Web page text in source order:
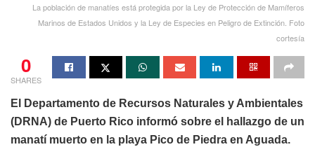
La población de manatíes está protegida por la Ley de Protección de Mamíferos
Marinos de Estados Unidos y la Ley de Especies en Peligro de Extinción. Foto
cortesía
0
SHARES
El Departamento de Recursos Naturales y Ambientales
(DRNA) de Puerto Rico informó sobre el hallazgo de un
manatí muerto en la playa Pico de Piedra en Aguada.